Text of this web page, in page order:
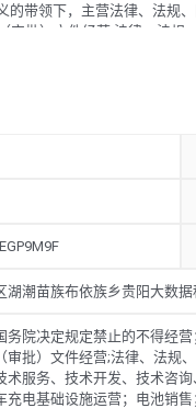
的带领下，主营法律、法规
审批）文件经营;法律、法规
术交流、技术转让、技术
电力设施器材销售；国内货
伏设备及元器件销售；电
依法自主开展经营活动）许
），注册资本为2000万元，
湖潮苗族布依族乡贵阳大数
务院决定规定禁止的不得经
审批）文件经营;法律、法规
术服务、技术开发、技术咨
充电基础设施运营；电池销